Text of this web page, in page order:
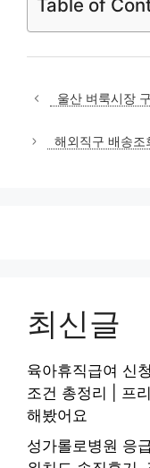
Table of
울산 벼룩시장
해외직구 배송조
최신글
육아휴직급여 신
조건 총정리 | 프
해봤어요
성가롤로병원 응